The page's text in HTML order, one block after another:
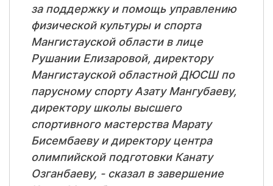
за поддержку и помощь управлению
физической культуры и спорта
Мангистауской области в лице
Рушании Елизаровой, директору
Мангистауской областной ДЮСШ по
парусному спорту Азату Мангубаеву,
директору школы высшего
спортивного мастерства Марату
Бисембаеву и директору центра
олимпийской подготовки Канату
Озганбаеву, - сказал в завершение